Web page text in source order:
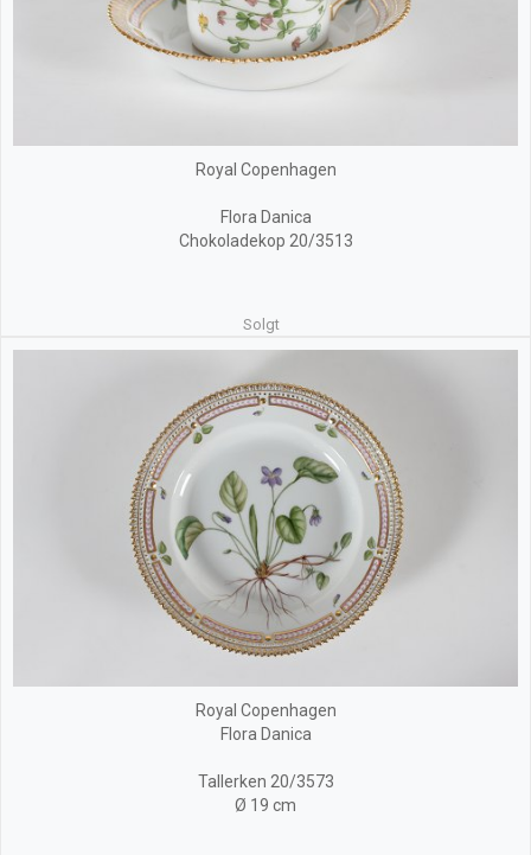
Royal Copenhagen
Flora Danica
Chokoladekop 20/3513
Solgt
Royal Copenhagen
Flora Danica
Tallerken 20/3573
Ø 19 cm